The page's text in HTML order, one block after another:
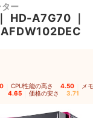
ー
｜ HD-A7G70 ｜
CPU性能の高さ 4.50 メ
4.65 価格の安さ 3.71